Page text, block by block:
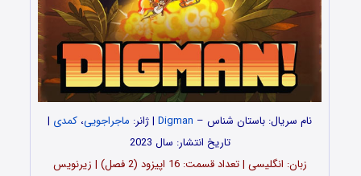
نام سریال: باستان شناس – Digman | ژانر: ماجراجویی، کمدی |
تاریخ انتشار: سال 2023
زبان: انگلیسی | تعداد قسمت‌‌: 16 اپیزود (2 فصل) | زیرنویس